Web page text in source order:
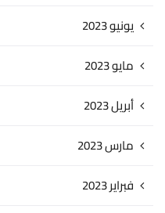
يونيو 2023
مايو 2023
أبريل 2023
مارس 2023
فبراير 2023